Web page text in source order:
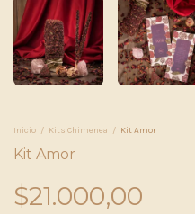
Inicio / Kits Chimenea / Kit Amor
Kit Amor
$21.000,00